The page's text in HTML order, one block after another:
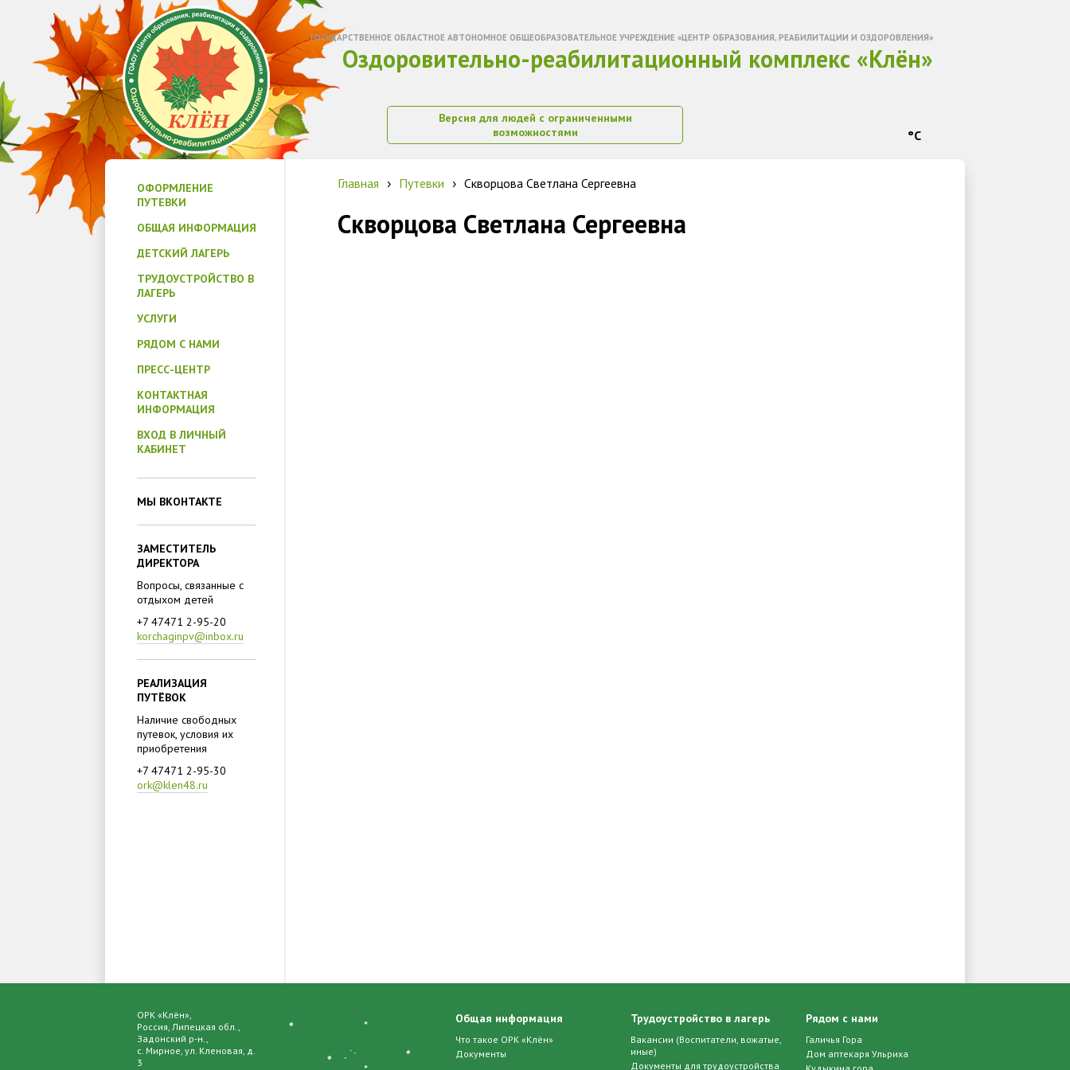
ГОСУДАРСТВЕННОЕ ОБЛАСТНОЕ АВТОНОМНОЕ ОБЩЕОБРАЗОВАТЕЛЬНОЕ УЧРЕЖДЕНИЕ «ЦЕНТР ОБРАЗОВАНИЯ, РЕАБИЛИТАЦИИ И ОЗДОРОВЛЕНИЯ»
Оздоровительно-реабилитационный комплекс «Клён»
Версия для людей с ограниченными
возможностями
°C
ОФОРМЛЕНИЕ
ПУТЕВКИ
ОБЩАЯ ИНФОРМАЦИЯ
ДЕТСКИЙ ЛАГЕРЬ
ТРУДОУСТРОЙСТВО В
ЛАГЕРЬ
УСЛУГИ
РЯДОМ С НАМИ
ПРЕСС-ЦЕНТР
КОНТАКТНАЯ
ИНФОРМАЦИЯ
ВХОД В ЛИЧНЫЙ
КАБИНЕТ
МЫ ВКОНТАКТЕ
ЗАМЕСТИТЕЛЬ
ДИРЕКТОРА
Вопросы, связанные с
отдыхом детей
+7 47471 2-95-20
korchaginpv@inbox.ru
РЕАЛИЗАЦИЯ
ПУТЁВОК
Наличие свободных
путевок, условия их
приобретения
+7 47471 2-95-30
ork@klen48.ru
Главная › Путевки › Скворцова Светлана Сергеевна
Скворцова Светлана Сергеевна
ОРК «Клён»,
Россия, Липецкая обл.,
Задонский р-н.,
с. Мирное, ул. Кленовая, д.
3
Общая информация
Что такое ОРК «Клён»
Документы
Трудоустройство в лагерь
Вакансии (Воспитатели, вожатые,
иные)
Документы для трудоустройства
Рядом с нами
Галичья Гора
Дом аптекаря Ульриха